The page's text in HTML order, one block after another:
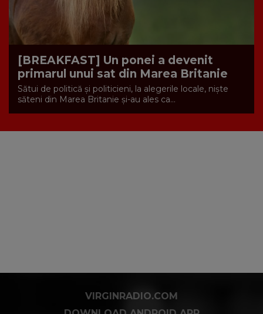
[BREAKFAST] Un ponei a devenit
primarul unui sat din Marea Britanie
Sătui de politică şi politicieni, la alegerile locale, nişte
săteni din Marea Britanie şi-au ales ca...
VIRGINRADIO.COM